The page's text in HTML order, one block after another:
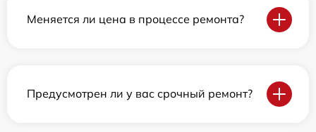
Меняется ли цена в процессе ремонта?
Предусмотрен ли у вас срочный ремонт?